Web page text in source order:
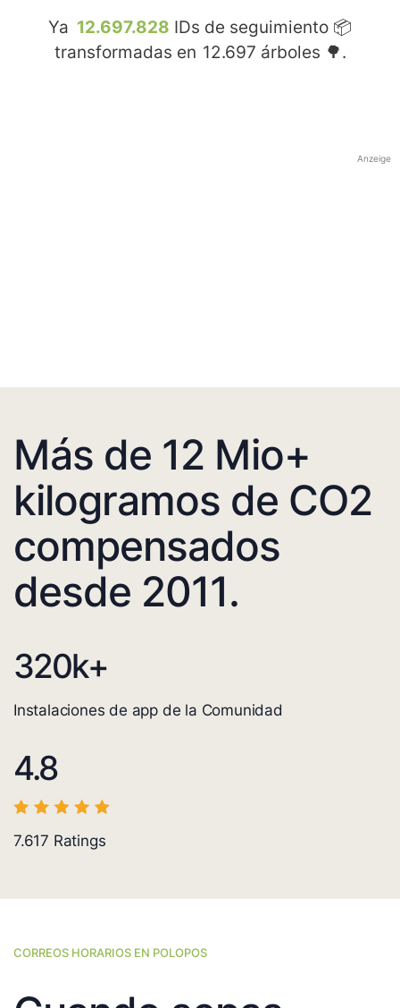
Ya 12.697.828 IDs de seguimiento 📦
transformadas en 12.697 árboles 🌳.
Anzeige
Más de 12 Mio+
kilogramos de CO2
compensados
desde 2011.
320k+
Instalaciones de app de la Comunidad
4.8
7.617 Ratings
CORREOS HORARIOS EN POLOPOS